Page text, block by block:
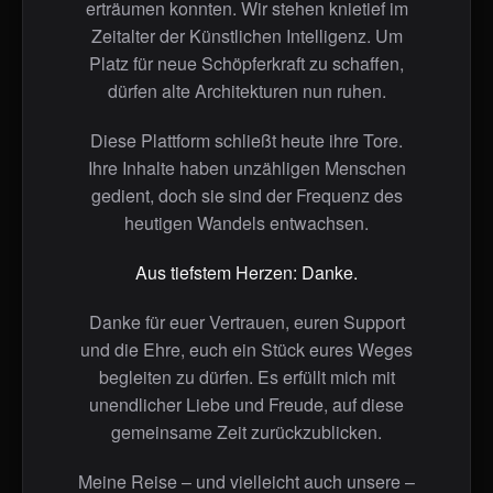
erträumen konnten. Wir stehen knietief im
Zeitalter der Künstlichen Intelligenz. Um
Platz für neue Schöpferkraft zu schaffen,
dürfen alte Architekturen nun ruhen.
Diese Plattform schließt heute ihre Tore.
Ihre Inhalte haben unzähligen Menschen
gedient, doch sie sind der Frequenz des
heutigen Wandels entwachsen.
Aus tiefstem Herzen: Danke.
Danke für euer Vertrauen, euren Support
und die Ehre, euch ein Stück eures Weges
begleiten zu dürfen. Es erfüllt mich mit
unendlicher Liebe und Freude, auf diese
gemeinsame Zeit zurückzublicken.
Meine Reise – und vielleicht auch unsere –